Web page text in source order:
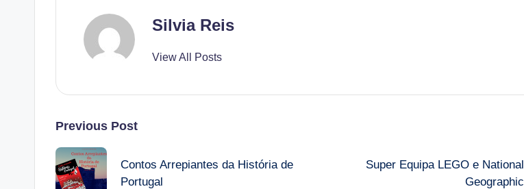
Silvia Reis
View All Posts
Post
navigation
Previous Post
Contos Arrepiantes da História de
Portugal
Super Equipa LEGO e National
Geographic